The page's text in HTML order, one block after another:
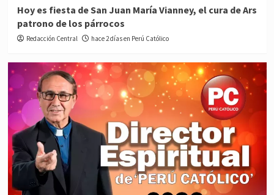
Hoy es fiesta de San Juan María Vianney, el cura de Ars
patrono de los párrocos
Redacción Central hace 2 días en Perú Católico